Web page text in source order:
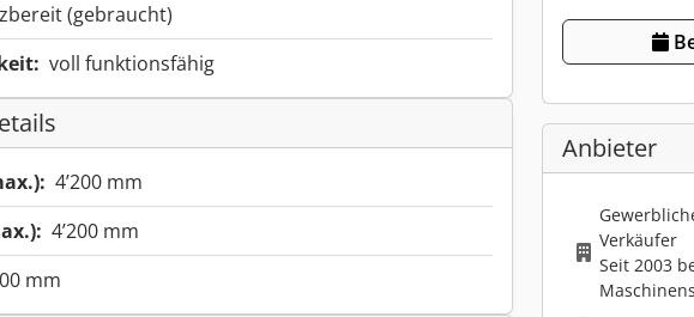
(gebraucht)
voll funktionsfähig
4’200 mm
4’200 mm
mm
Anbieter
Verkäufer
Seit 2003